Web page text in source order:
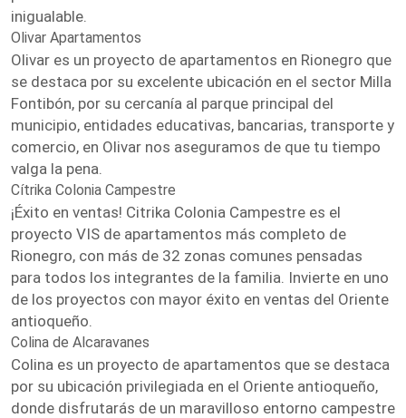
inigualable.
Olivar Apartamentos
Olivar es un proyecto de apartamentos en Rionegro que
se destaca por su excelente ubicación en el sector Milla
Fontibón, por su cercanía al parque principal del
municipio, entidades educativas, bancarias, transporte y
comercio, en Olivar nos aseguramos de que tu tiempo
valga la pena.
Cítrika Colonia Campestre
¡Éxito en ventas! Citrika Colonia Campestre es el
proyecto VIS de apartamentos más completo de
Rionegro, con más de 32 zonas comunes pensadas
para todos los integrantes de la familia. Invierte en uno
de los proyectos con mayor éxito en ventas del Oriente
antioqueño.
Colina de Alcaravanes
Colina es un proyecto de apartamentos que se destaca
por su ubicación privilegiada en el Oriente antioqueño,
donde disfrutarás de un maravilloso entorno campestre